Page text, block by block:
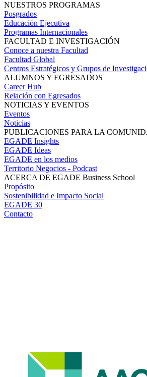
NUESTROS PROGRAMAS
Posgrados
Educación Ejecutiva
Programas Internacionales
FACULTAD E INVESTIGACIÓN
Conoce a nuestra Facultad
Facultad Global
Centros Estratégicos y Grupos de
ALUMNOS Y EGRESADOS
Career Hub
Relación con Egresados
NOTICIAS Y EVENTOS
Eventos
Noticias
PUBLICACIONES PARA LA
EGADE Insights
EGADE Ideas
EGADE en los medios
Territorio Negocios - Podcast
ACERCA DE EGADE Business School
Propósito
Sostenibilidad e Impacto Social
EGADE 30
Contacto